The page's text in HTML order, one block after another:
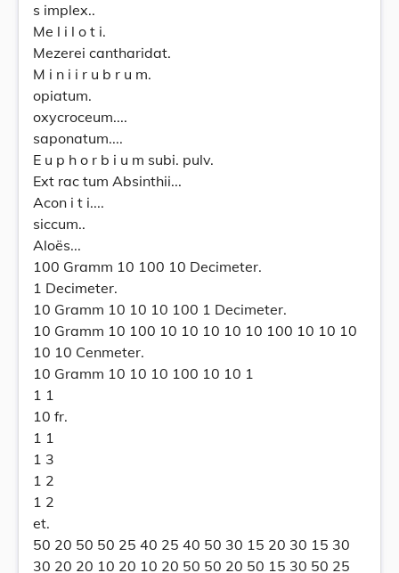
s implex..
Me l i l o t i.
Mezerei cantharidat.
M i n i i r u b r u m.
opiatum.
oxycroceum....
saponatum....
E u p h o r b i u m subi. pulv.
Ext rac tum Absinthii...
Acon i t i....
siccum..
Aloës...
100 Gramm 10 100 10 Decimeter.
1 Decimeter.
10 Gramm 10 10 10 100 1 Decimeter.
10 Gramm 10 100 10 10 10 10 10 100 10 10 10
10 10 Cenmeter.
10 Gramm 10 10 10 100 10 10 1
1 1
10 fr.
1 1
1 3
1 2
1 2
et.
50 20 50 50 25 40 25 40 50 30 15 20 30 15 30
30 20 20 10 20 10 20 50 50 20 50 15 30 50 25